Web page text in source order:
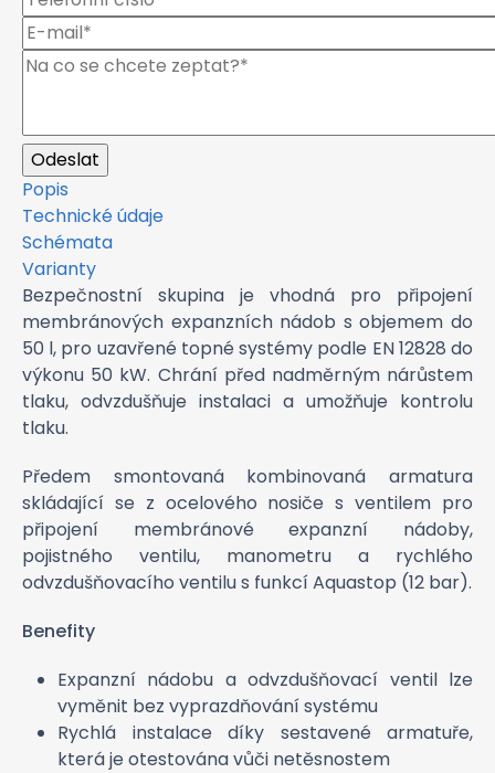
Popis
Technické údaje
Schémata
Varianty
Bezpečnostní skupina je vhodná pro připojení
membránových expanzních nádob s objemem do
50 l, pro uzavřené topné systémy podle EN 12828 do
výkonu 50 kW. Chrání před nadměrným nárůstem
tlaku, odvzdušňuje instalaci a umožňuje kontrolu
tlaku.
Předem smontovaná kombinovaná armatura
skládající se z ocelového nosiče s ventilem pro
připojení membránové expanzní nádoby,
pojistného ventilu, manometru a rychlého
odvzdušňovacího ventilu s funkcí Aquastop (12 bar).
Benefity
Expanzní nádobu a odvzdušňovací ventil lze
vyměnit bez vyprazdňování systému
Rychlá instalace díky sestavené armatuře,
která je otestována vůči netěsnostem